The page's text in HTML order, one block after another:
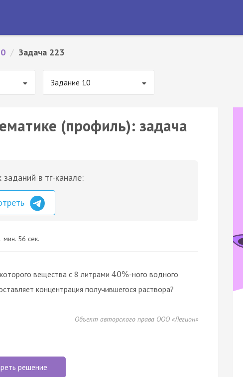
/ Задача 223
Задание 10
(профиль): задача
в тг-канале:
мин. 56 сек.
вещества с 8 литрами 40%-ного водного
концентрация получившегося раствора?
Объект авторского права ООО «Легион»
решение